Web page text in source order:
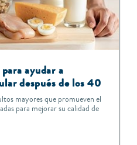
ayudar a
después de los 40
mayores que promueven el
para mejorar su calidad de